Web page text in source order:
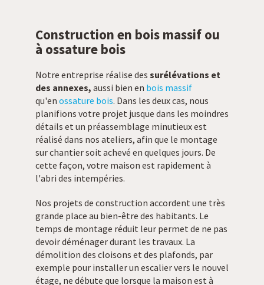
Construction en bois massif ou
à ossature bois
Notre entreprise réalise des surélévations et
des annexes, aussi bien en bois massif
qu'en ossature bois. Dans les deux cas, nous
planifions votre projet jusque dans les moindres
détails et un préassemblage minutieux est
réalisé dans nos ateliers, afin que le montage
sur chantier soit achevé en quelques jours. De
cette façon, votre maison est rapidement à
l'abri des intempéries.
Nos projets de construction accordent une très
grande place au bien-être des habitants. Le
temps de montage réduit leur permet de ne pas
devoir déménager durant les travaux. La
démolition des cloisons et des plafonds, par
exemple pour installer un escalier vers le nouvel
étage, ne débute que lorsque la maison est à